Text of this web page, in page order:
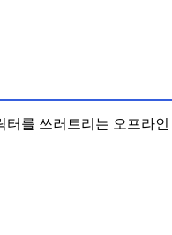
터를 쓰러트리는 오프라인